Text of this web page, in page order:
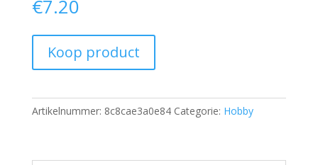
€7.20
Koop product
Artikelnummer: 8c8cae3a0e84 Categorie: Hobby